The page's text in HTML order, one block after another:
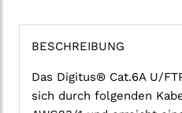
BESCHREIBUNG
Das Digitus® Cat.6A U/
sich durch folgenden